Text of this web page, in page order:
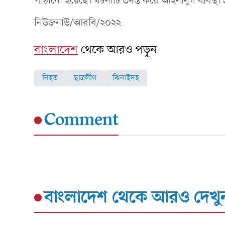
নিউজনাউ/আরবি/২০২২
বাংলাদেশথেকে আরও পড়ুন
নিহত ছাত্রলীগ ঝিনাইদহ
Comment
বাংলাদেশ থেকে আরও